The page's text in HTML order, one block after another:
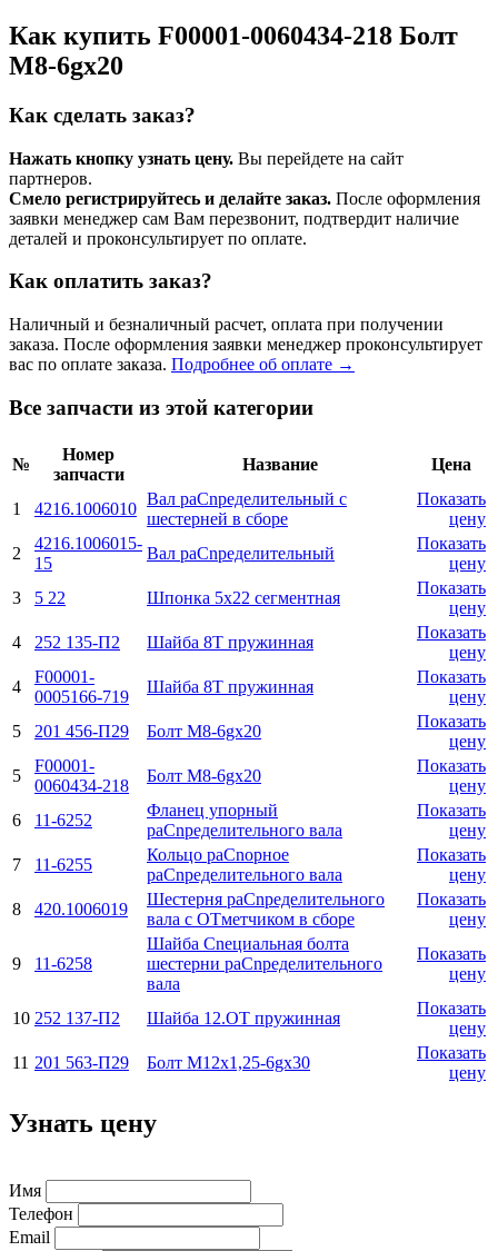
Как купить F00001-0060434-218 Болт
М8-6gx20
Как сделать заказ?
Нажать кнопку узнать цену. Вы перейдете на сайт
партнеров.
Смело регистрируйтесь и делайте заказ. После оформления
заявки менеджер сам Вам перезвонит, подтвердит наличие
деталей и проконсультирует по оплате.
Как оплатить заказ?
Наличный и безналичный расчет, оплата при получении
заказа. После оформления заявки менеджер проконсультирует
вас по оплате заказа. Подробнее об оплате →
Все запчасти из этой категории
№
Номер
запчасти
Название Цена
1 4216.1006010
Вал раCnределительный с
шестерней в сборе
Показать
цену
2
4216.1006015-
15
Вал раCnределительный
Показать
цену
3
5 22 Шпонка 5х22 сегментная
Показать
цену
4
252 135-П2 Шайба 8Т пружинная
Показать
цену
4
F00001-
0005166-719
Шайба 8Т пружинная
Показать
цену
5
201 456-П29 Болт М8-6gx20
Показать
цену
5
F00001-
0060434-218
Болт М8-6gx20
Показать
цену
6
11-6252
Фланец упорный
раCnределительного вала
Показать
цену
7
11-6255
Кольцо раCnорное
раCnределительного вала
Показать
цену
8
420.1006019
Шестерня раCnределительного
вала с ОТметчиком в сборе
Показать
цену
9 11-6258
Шайба Cnециальная болта
шестерни раCnределительного
вала
Показать
цену
10 252 137-П2 Шайба 12.ОТ пружинная
Показать
цену
11 201 563-П29 Болт М12х1,25-6gx30
Показать
цену
Узнать цену
Имя
Телефон
Email